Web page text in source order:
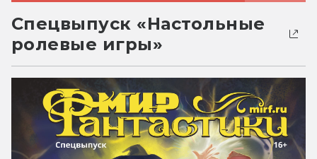
Спецвыпуск «Настольные
ролевые игры»